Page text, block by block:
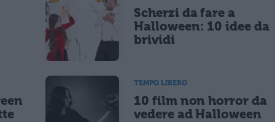
di marketing diretto con modalità automatizzate o tradizionali
Scherzi da fare a
Halloween: 10 idee da
brividi
TEMPO LIBERO
10 film non horror da
vedere ad Halloween